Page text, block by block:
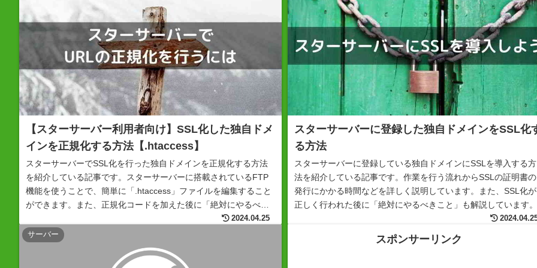
【スターサーバー利用者向け】SSL化した独自ドメ
インを正規化する方法【.htaccess】
スターサーバーでSSL化を行った独自ドメインを正規化する方法
を紹介している記事です。スターサーバーに搭載されているFTP
機能を使うことで、簡単に「.htaccess」ファイルを編集すること
ができます。また、正規化コードを加えた後に「絶対にやるべき
2024.04.25
スターサーバーに登録した独自ドメインをSSL化
る方法
スターサーバーに登録している独自ドメインにSSLを導入する方
法を紹介している記事です。作業を行う流れからSSLの証明書の
発行にかかる時間などを詳しく説明しています。また、SSL化が
正しく行われた後に「絶対にやるべきこと」も解説しています
サーバー
スポンサーリンク